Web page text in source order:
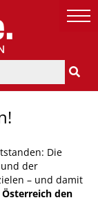
Die
der
– und damit
den